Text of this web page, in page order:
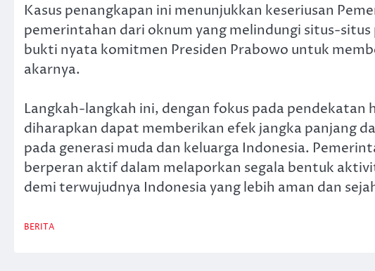
Kasus penangkapan ini menunjukkan keseriusan
pemerintahan dari oknum yang melindungi situs-
bukti nyata komitmen Presiden Prabowo untuk
akarnya.
Langkah-langkah ini, dengan fokus pada pendekatan
diharapkan dapat memberikan efek jangka panjang
pada generasi muda dan keluarga Indonesia.
berperan aktif dalam melaporkan segala bentuk
demi terwujudnya Indonesia yang lebih aman dan
BERITA